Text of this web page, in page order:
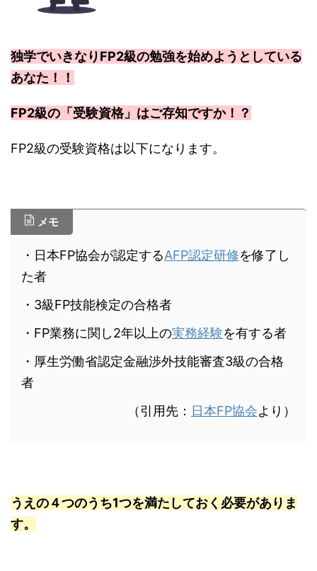
独学でいきなりFP2級の勉強を始めようとしている
あなた！！
FP2級の「受験資格」はご存知ですか！？
FP2級の受験資格は以下になります。
メモ
・日本FP協会が認定するAFP認定研修を修了し
た者
・3級FP技能検定の合格者
・FP業務に関し2年以上の実務経験を有する者
・厚生労働省認定金融渉外技能審査3級の合格
者
（引用先： 日本FP協会より）
うえの４つのうち1つを満たしておく必要がありま
す。